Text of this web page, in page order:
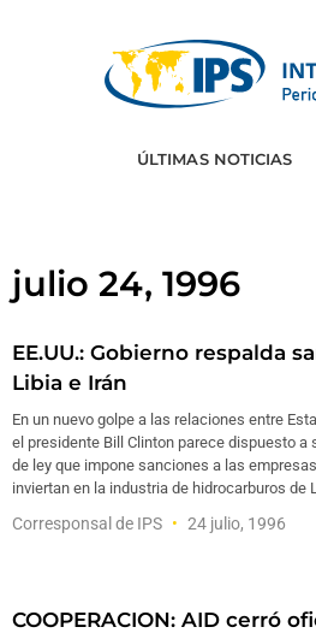
ÚLTIMAS NOTICIAS
julio 24, 1996
EE.UU.: Gobierno respalda
Libia e Irán
En un nuevo golpe a las relaciones entre
el presidente Bill Clinton parece dispuesto a
de ley que impone sanciones a las
inviertan en la industria de hidrocarburos de
Corresponsal de IPS 24 julio, 1996
COOPERACION: AID cerró